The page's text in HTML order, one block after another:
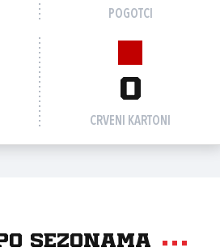
POGOTCI
0
CRVENI KARTONI
sezonama